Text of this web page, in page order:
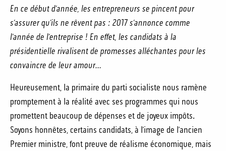
En ce début d’année, les entrepreneurs se pincent pour
s’assurer qu’ils ne rêvent pas : 2017 s’annonce comme
l’année de l’entreprise ! En effet, les candidats à la
présidentielle rivalisent de promesses alléchantes pour les
convaincre de leur amour…
Heureusement, la primaire du parti socialiste nous ramène
promptement à la réalité avec ses programmes qui nous
promettent beaucoup de dépenses et de joyeux impôts.
Soyons honnêtes, certains candidats, à l’image de l’ancien
Premier ministre, font preuve de réalisme économique, mais